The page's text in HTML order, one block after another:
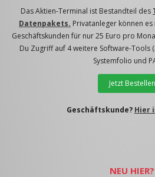
Das Aktien-Terminal ist Bestandteil des
Datenpakets. Privatanleger können
Geschäftskunden für nur 25 Euro pro
Du Zugriff auf 4 weitere Software-Tools
Systemfolio und
Jetzt Bestellen
Geschäftskunde? Hier
NEU HIER?